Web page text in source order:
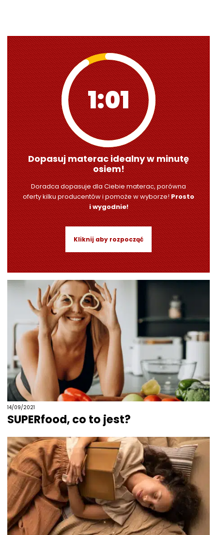
1:00
Dopasuj materac idealny w minutę
osiem!
Doradca dopasuje dla Ciebie materac, porówna
oferty kilku producentów i pomoże w wyborze!Prosto
i wygodnie!
Kliknij aby rozpocząć
14/09/2021
SUPERfood, co to jest?